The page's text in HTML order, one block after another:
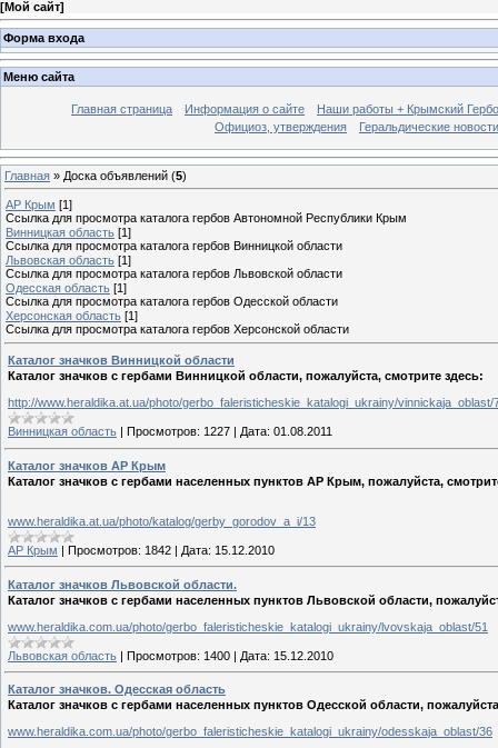
[Мой сайт]
Форма входа
Меню сайта
Главная страница Информация о сайте
Наши работы + Крымский
Официоз, утверждения
Геральдические новости
Главная » Доска объявлений (5)
АР Крым [1]
Ссылка для просмотра каталога гербов Автономной Республики Крым
Винницкая область [1]
Ссылка для просмотра каталога гербов Винницкой области
Львовская область [1]
Ссылка для просмотра каталога гербов Львовской области
Одесская область [1]
Ссылка для просмотра каталога гербов Одесской области
Херсонская область [1]
Ссылка для просмотра каталога гербов Херсонской области
Каталог значков Винницкой области
Каталог значков с гербами Винницкой области, пожалуйста, смотрите здесь:
http://www.heraldika.at.ua/photo/gerbo_faleristicheskie_katalogi_ukrainy/vinnickaja_oblast/
Винницкая область Просмотров: 1227 Дата: 01.08.2011
Каталог значков АР Крым
Каталог значков с гербами населенных пунктов АР Крым, пожалуйста,
www.heraldika.at.ua/photo/katalog/gerby_gorodov_a_i/13
АР Крым | Просмотров: 1842 | Дата: 15.12.2010
Каталог значков Львовской области.
Каталог значков с гербами населенных пунктов Львовской области,
www.heraldika.com.ua/photo/gerbo_faleristicheskie_katalogi_ukrainy/lvovskaja_oblast/51
Львовская область | Просмотров: 1400 | Дата: 15.12.2010
Каталог значков. Одесская область
Каталог значков с гербами населенных пунктов Одесской области,
www.heraldika.com.ua/photo/gerbo_faleristicheskie_katalogi_ukrainy/odesskaja_oblast/36